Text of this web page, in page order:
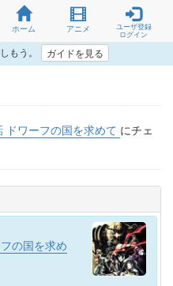
ホーム アニメ
ユーザ登録
ログイン
もう。 ガイドを見る
ドワーフの国を求めて にチェ
の国を求め